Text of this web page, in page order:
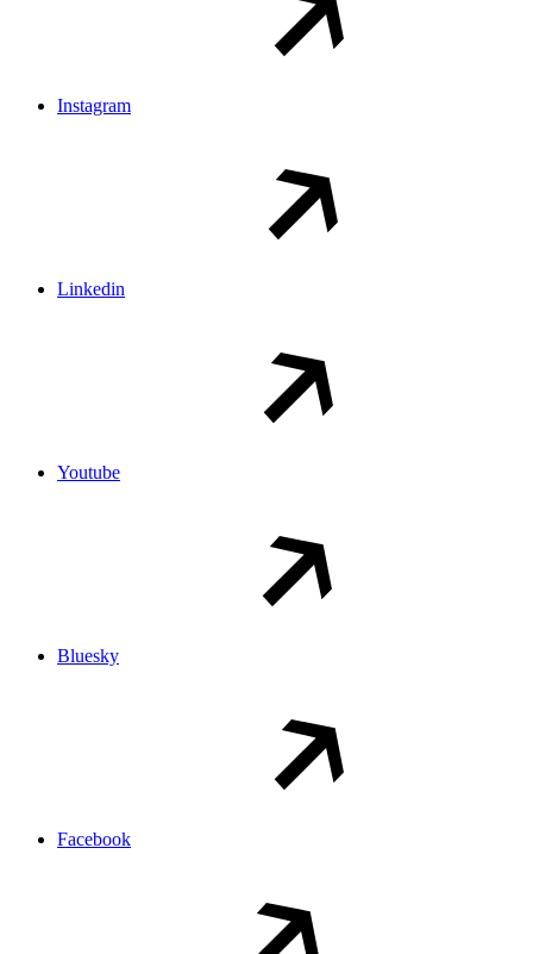
Instagram
Linkedin
Youtube
Bluesky
Facebook